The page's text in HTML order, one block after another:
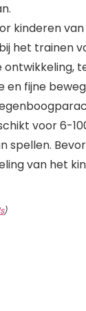
kinderen
het trainen
fijne
voor 6-
spellen.
van het
)